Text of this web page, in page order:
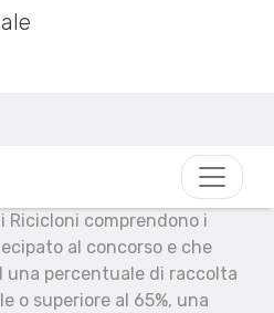
Ricicloni comprendono i
al concorso e che
una percentuale di raccolta
o superiore al 65%, una